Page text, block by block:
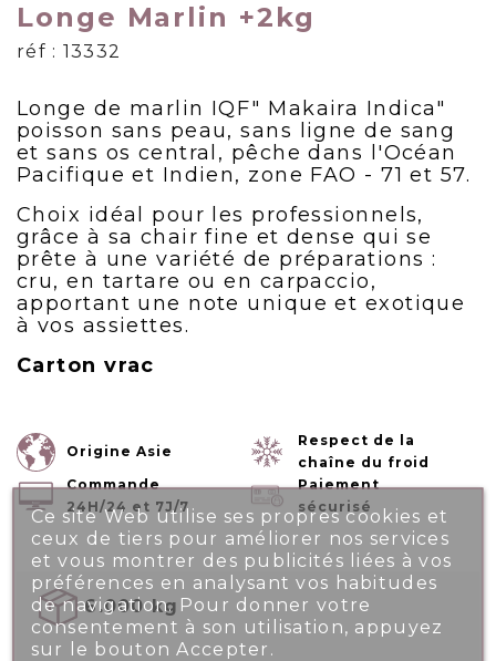
Longe Marlin +2kg
réf : 13332
Longe de marlin IQF" Makaira Indica"
poisson sans peau, sans ligne de sang
et sans os central, pêche dans l'Océan
Pacifique et Indien, zone FAO - 71 et 57.
Choix idéal pour les professionnels,
grâce à sa chair fine et dense qui se
prête à une variété de préparations :
cru, en tartare ou en carpaccio,
apportant une note unique et exotique
à vos assiettes.
Carton vrac
Origine Asie
Respect de la
chaîne du froid
Commande
24H/24 et 7J/7
Paiement
sécurisé
6.000 kg
Ce site Web utilise ses propres cookies et
ceux de tiers pour améliorer nos services
et vous montrer des publicités liées à vos
préférences en analysant vos habitudes
de navigation. Pour donner votre
consentement à son utilisation, appuyez
sur le bouton Accepter.